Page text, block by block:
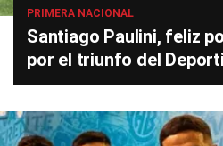
PRIMERA NACIONAL
Santiago Paulini, feliz
por el triunfo del